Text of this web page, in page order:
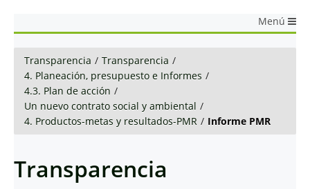
Menú
Transparencia / Transparencia /
4. Planeación, presupuesto e Informes /
4.3. Plan de acción /
Un nuevo contrato social y ambiental /
4. Productos-metas y resultados-PMR / Informe PMR
Transparencia